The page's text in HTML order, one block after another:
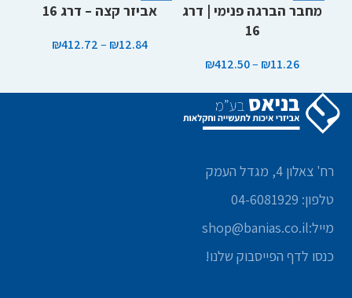
מחבר הברגה פנימי | דרג
16
₪11.26
–
₪412.50
אביזר קצה – דרג 16
₪12.84
–
₪412.72
רח' צאלון 4, מגדל העמק
טלפון: 04-6081929
מייל:shop@banias.co.il
כנסו לדף הפייסבוק שלנו!